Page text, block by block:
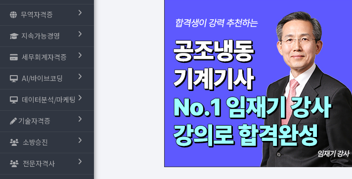
무역자격증
지속가능경영
세무회계자격증
AI/바이브코딩
데이터분석/마케팅
기술자격증
소방승진
전문자격사